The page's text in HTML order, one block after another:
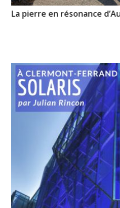
XTU – Recherches et
Centre Pompidou